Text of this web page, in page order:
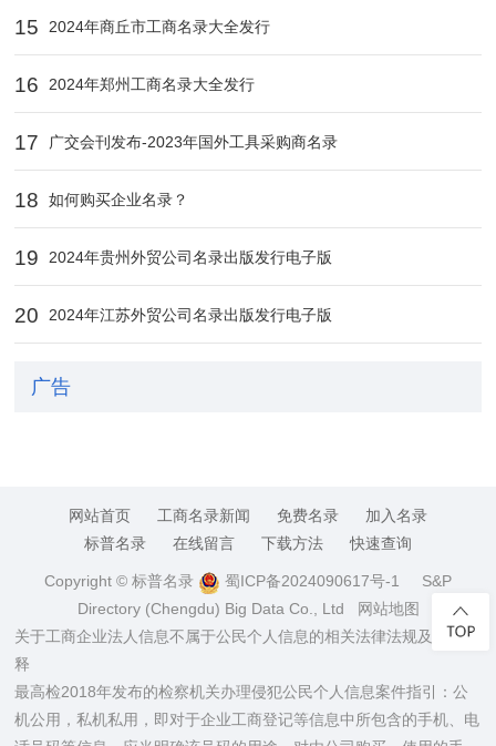
15 2024年‌商丘市工商名录大全发行
16 2024年郑州工商名录大全发行
17 广交会刊发布-2023年国外工具采购商名录
18 如何购买企业名录？
19 2024年贵州外贸公司名录出版发行电子版
20 2024年江苏外贸公司名录出版发行电子版
广告
网站首页 工商名录新闻 免费名录
加入名录
标普名录
在线留言 下载方法 快速查询
Copyright © 标普名录 蜀ICP备2024090617号-1 S&P
Directory (Chengdu) Big Data Co., Ltd
网站地图
关于工商企业法人信息不属于公民个人信息的相关法律法规及司法解
释
最高检2018年发布的检察机关办理侵犯公民个人信息案件指引：公
机公用，私机私用，即对于企业工商登记等信息中所包含的手机、电